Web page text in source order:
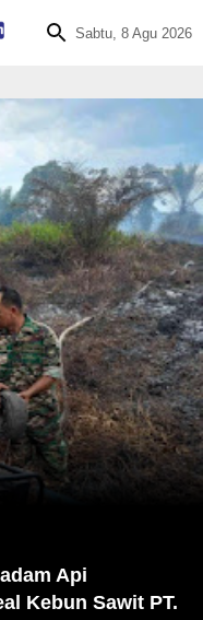
Sabtu, 8 Agu 2026
Api
Kebun Sawit PT.